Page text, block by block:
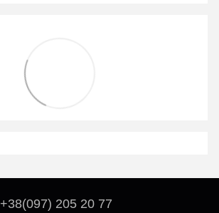
+38(097) 205 20 77